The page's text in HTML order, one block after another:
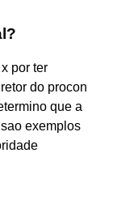
por ter
do procon
que a
exemplos